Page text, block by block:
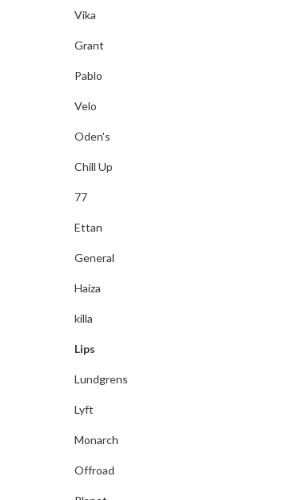
Vika
Grant
Pablo
Velo
Oden's
Chill Up
77
Ettan
General
Haiza
killa
Lips
Lundgrens
Lyft
Monarch
Offroad